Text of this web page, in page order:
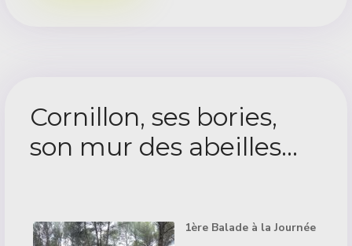
Cornillon, ses bories,
son mur des abeilles...
1ère Balade à la Journée